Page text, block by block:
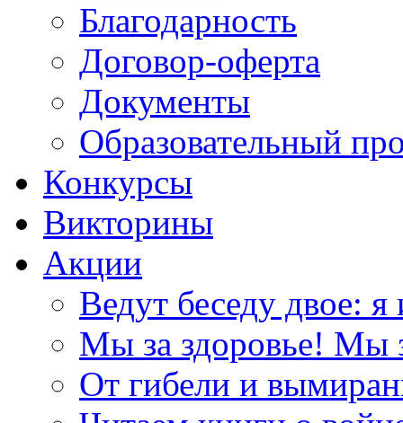
Благодарность
Договор-оферта
Документы
Образовательный
Конкурсы
Викторины
Акции
Ведут беседу двое: я
Мы за здоровье! Мы
От гибели и